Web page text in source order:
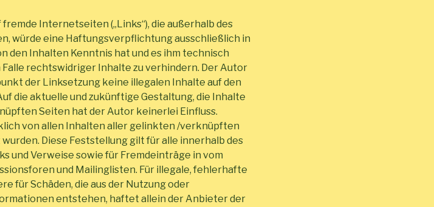
Internetseiten („Links“), die außerhalb des
würde eine Haftungsverpflichtung ausschließlich in
den Inhalten Kenntnis hat und es ihm technisch
Falle rechtswidriger Inhalte zu verhindern. Der Autor
der Linksetzung keine illegalen Inhalte auf den
die aktuelle und zukünftige Gestaltung, die Inhalte
Seiten hat der Autor keinerlei Einfluss.
von allen Inhalten aller gelinkten /verknüpften
Diese Feststellung gilt für alle innerhalb des
Verweise sowie für Fremdeinträge in vom
und Mailinglisten. Für illegale, fehlerhafte
für Schäden, die aus der Nutzung oder
entstehen, haftet allein der Anbieter der